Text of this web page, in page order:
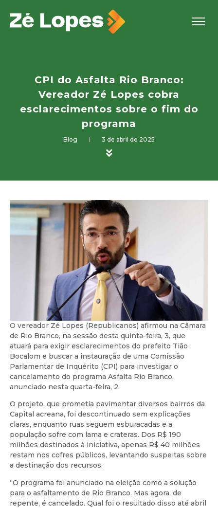
CPI do Asfalta Rio Branco:
Vereador Zé Lopes cobra
esclarecimentos sobre o fim do
programa
Blog 3 de abril de 2025
O vereador Zé Lopes (Republicanos) afirmou na Câmara
de Rio Branco, na sessão desta quinta-feira, 3, que
atuará para exigir esclarecimentos do prefeito Tião
Bocalom e buscar a instauração de uma Comissão
Parlamentar de Inquérito (CPI) para investigar o
cancelamento do programa Asfalta Rio Branco,
anunciado nesta quarta-feira, 2.
O projeto, que prometia pavimentar diversos bairros da
Capital acreana, foi descontinuado sem explicações
claras, enquanto ruas seguem esburacadas e a
população sofre com lama e crateras. Dos R$ 190
milhões destinados à iniciativa, apenas R$ 40 milhões
restam nos cofres públicos, levantando suspeitas sobre
a destinação dos recursos.
“O programa foi anunciado na eleição como a solução
para o asfaltamento de Rio Branco. Mas agora, de
repente, é cancelado. Qual foi o resultado disso até abril